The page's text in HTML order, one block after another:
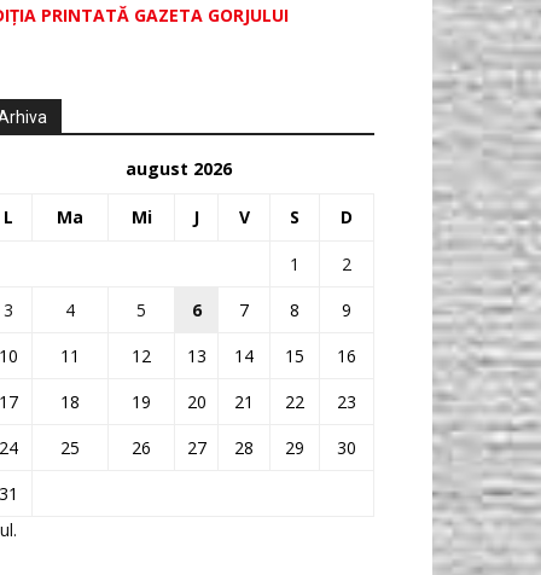
PRINTATĂ GAZETA GORJULUI
august 2026
L Ma Mi J V S D
1
2
3
4 5 6 7 8
9
11 12 13 14 15
16
18 19 20 21 22
23
25 26 27 28 29
30